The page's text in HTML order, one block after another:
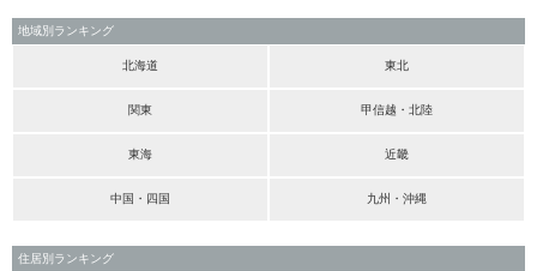
地域別ランキング
北海道 東北
関東 甲信越・北陸
東海 近畿
中国・四国 九州・沖縄
住居別ランキング